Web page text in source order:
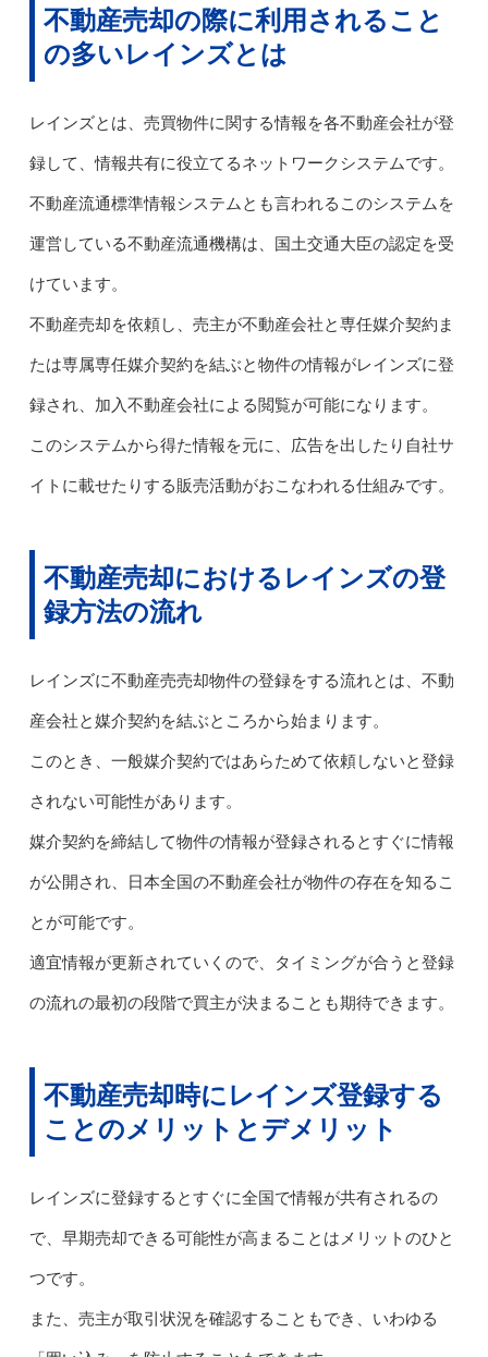
不動産売却の際に利用されること
の多いレインズとは
レインズとは、売買物件に関する情報を各不動産会社が登
録して、情報共有に役立てるネットワークシステムです。
不動産流通標準情報システムとも言われるこのシステムを
運営している不動産流通機構は、国土交通大臣の認定を受
けています。
不動産売却を依頼し、売主が不動産会社と専任媒介契約ま
たは専属専任媒介契約を結ぶと物件の情報がレインズに登
録され、加入不動産会社による閲覧が可能になります。
このシステムから得た情報を元に、広告を出したり自社サ
イトに載せたりする販売活動がおこなわれる仕組みです。
不動産売却におけるレインズの登
録方法の流れ
レインズに不動産売売却物件の登録をする流れとは、不動
産会社と媒介契約を結ぶところから始まります。
このとき、一般媒介契約ではあらためて依頼しないと登録
されない可能性があります。
媒介契約を締結して物件の情報が登録されるとすぐに情報
が公開され、日本全国の不動産会社が物件の存在を知るこ
とが可能です。
適宜情報が更新されていくので、タイミングが合うと登録
の流れの最初の段階で買主が決まることも期待できます。
不動産売却時にレインズ登録する
ことのメリットとデメリット
レインズに登録するとすぐに全国で情報が共有されるの
で、早期売却できる可能性が高まることはメリットのひと
つです。
また、売主が取引状況を確認することもでき、いわゆる